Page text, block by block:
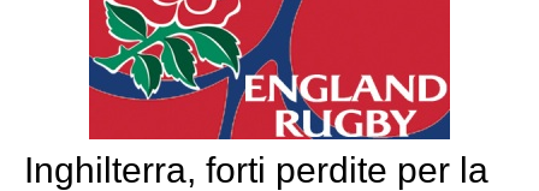
Inghilterra, forti perdite per la